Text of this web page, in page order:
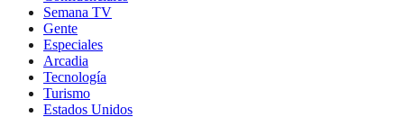
Semana TV
Gente
Especiales
Arcadia
Tecnología
Turismo
Estados Unidos